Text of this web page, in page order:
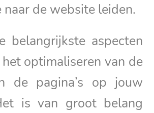
naar de website leiden.
belangrijkste aspecten
optimaliseren van de
de pagina’s op jouw
is van groot belang